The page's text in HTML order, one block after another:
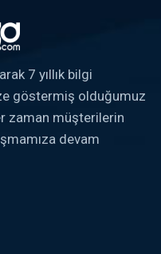
7 yıllık bilgi
göstermiş olduğumuz
zaman müşterilerin
devam